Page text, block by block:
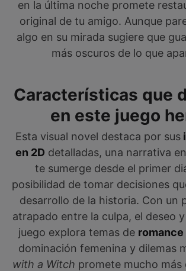
en la última noche promete
original de tu amigo. Aunque
algo en su mirada sugiere que
más oscuros de lo que
Características que
en este juego
Esta visual novel destaca por sus
en 2D detalladas, una narrativa
te sumerge desde el primer
posibilidad de tomar decisiones
desarrollo de la historia. Con un
atrapado entre la culpa, el deseo
juego explora temas de romance
dominación femenina y dilemas
with a Witch promete mucho más